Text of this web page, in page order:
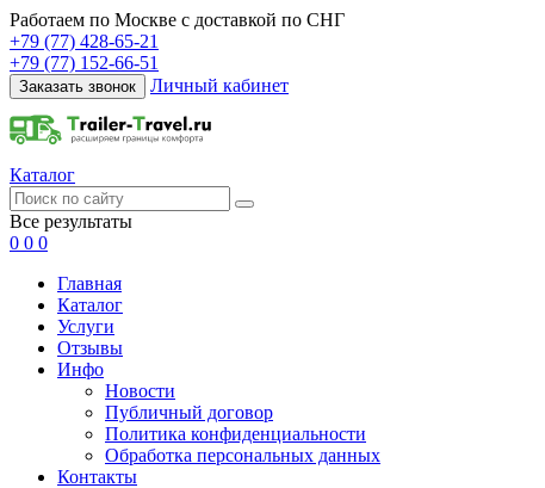
Работаем по Москве с доставкой по СНГ
+79 (77) 428-65-21
+79 (77) 152-66-51
Заказать звонок Личный кабинет
Каталог
Все результаты
0 0 0
Главная
Каталог
Услуги
Отзывы
Инфо
Новости
Публичный договор
Политика конфиденциальности
Обработка персональных данных
Контакты